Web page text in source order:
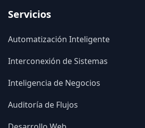
Servicios
Automatización Inteligente
Interconexión de Sistemas
Inteligencia de Negocios
Auditoría de Flujos